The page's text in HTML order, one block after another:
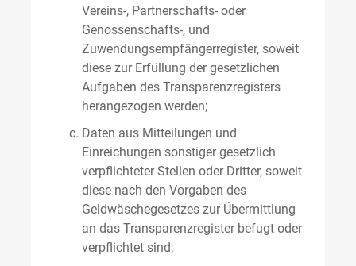
Vereins-, Partnerschafts- oder
Genossenschafts-, und
Zuwendungsempfängerregister, soweit
diese zur Erfüllung der gesetzlichen
Aufgaben des Transparenzregisters
herangezogen werden;
Daten aus Mitteilungen und
Einreichungen sonstiger gesetzlich
verpflichteter Stellen oder Dritter, soweit
diese nach den Vorgaben des
Geldwäschegesetzes zur Übermittlung
an das Transparenzregister befugt oder
verpflichtet sind;